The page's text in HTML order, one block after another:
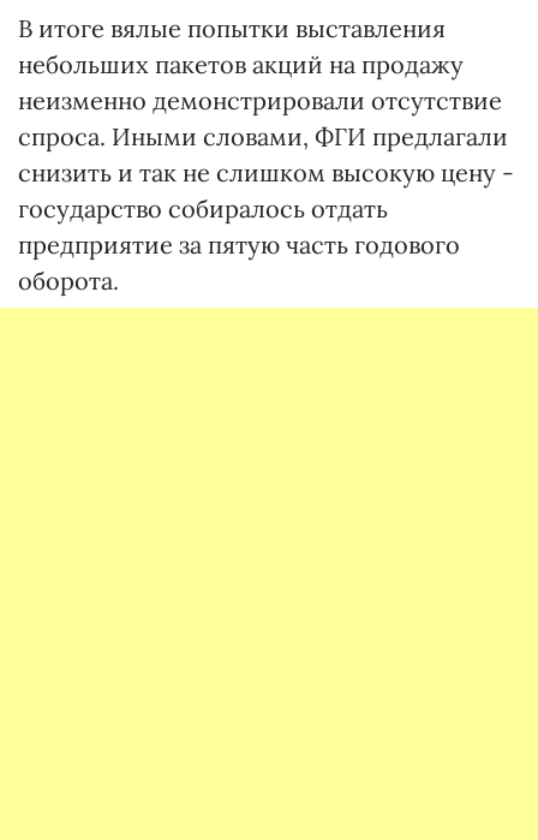
В итоге вялые попытки выставления
небольших пакетов акций на продажу
неизменно демонстрировали отсутствие
спроса. Иными словами, ФГИ предлагали
снизить и так не слишком высокую цену -
государство собиралось отдать
предприятие за пятую часть годового
оборота.